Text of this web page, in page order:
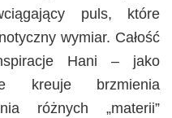
puls, które
wymiar. Całość
Hani – jako
kreuje brzmienia
różnych „materii”